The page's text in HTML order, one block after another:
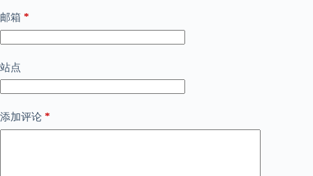
邮箱 *
站点
添加评论 *